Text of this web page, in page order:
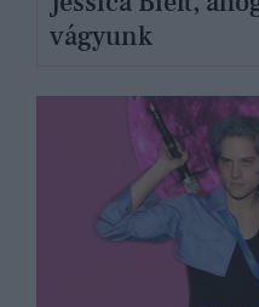
vágyunk